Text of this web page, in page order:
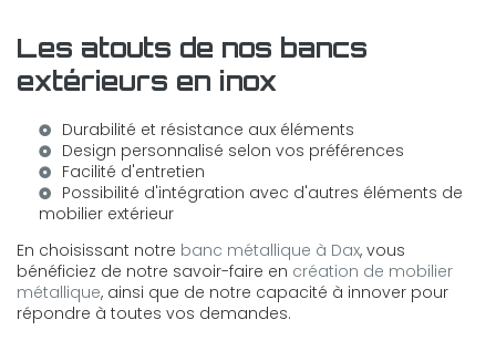
Les atouts de nos bancs
extérieurs en inox
Durabilité et résistance aux éléments
Design personnalisé selon vos préférences
Facilité d'entretien
Possibilité d'intégration avec d'autres éléments de
mobilier extérieur
En choisissant notre banc métallique à Dax, vous
bénéficiez de notre savoir-faire en création de mobilier
métallique, ainsi que de notre capacité à innover pour
répondre à toutes vos demandes.